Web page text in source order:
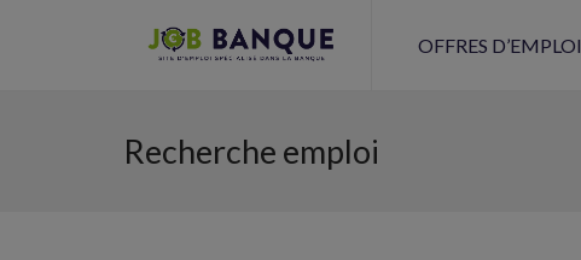
OFFRES D’EMPLOI
Recherche emploi